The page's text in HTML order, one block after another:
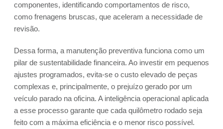
componentes, identificando comportamentos de risco,
como frenagens bruscas, que aceleram a necessidade de
revisão.
Dessa forma, a manutenção preventiva funciona como um
pilar de sustentabilidade financeira. Ao investir em pequenos
ajustes programados, evita-se o custo elevado de peças
complexas e, principalmente, o prejuízo gerado por um
veículo parado na oficina. A inteligência operacional aplicada
a esse processo garante que cada quilômetro rodado seja
feito com a máxima eficiência e o menor risco possível.